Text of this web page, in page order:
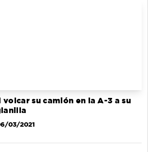
su camión en la A-3 a su
03/2021